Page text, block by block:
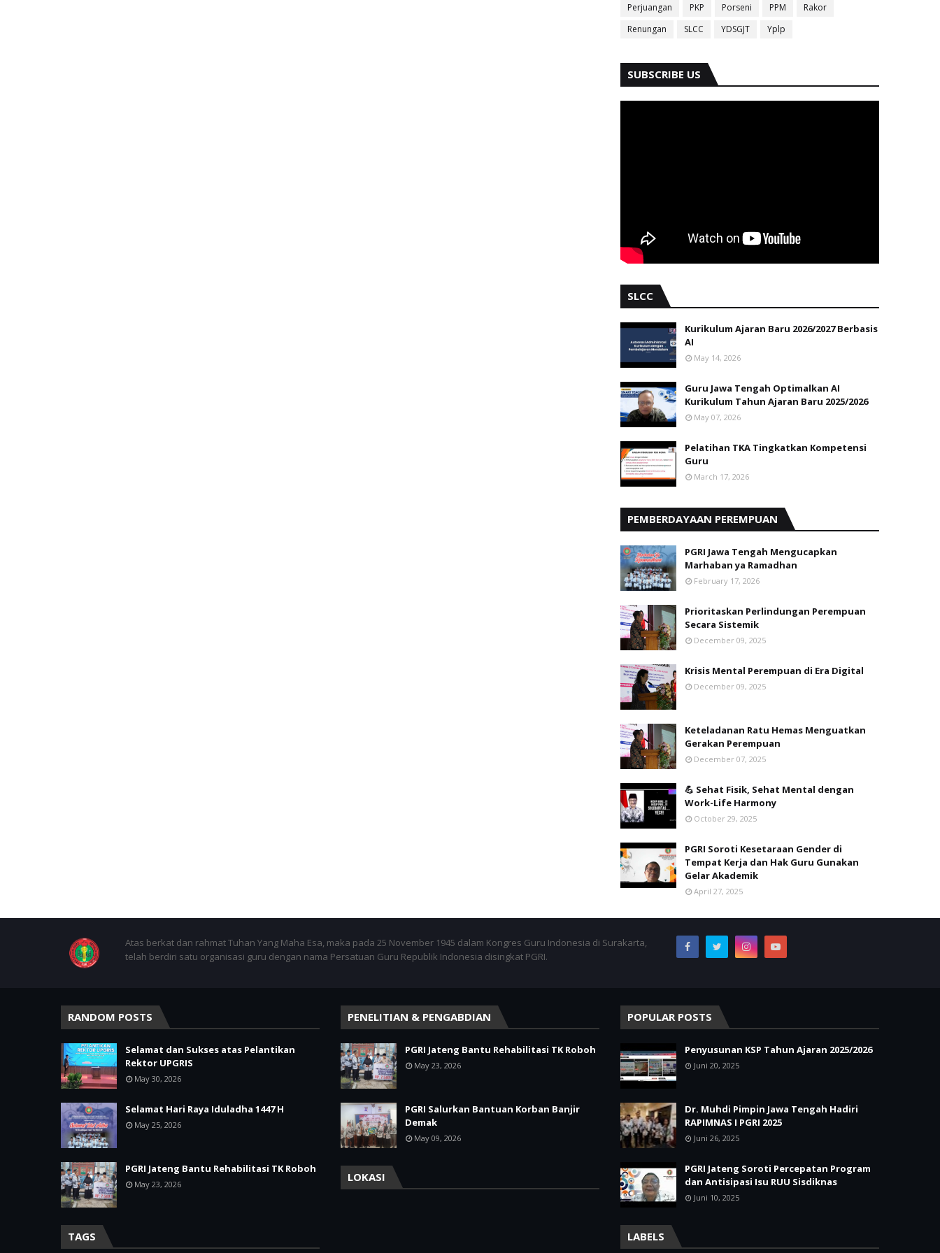
Perjuangan PKP Porseni PPM
Rakor
Renungan
SLCC YDSGJT Yplp
SUBSCRIBE US
SLCC
Kurikulum Ajaran Baru 2026/2027 Berbasis
AI
May 14, 2026
Guru Jawa Tengah Optimalkan AI
Kurikulum Tahun Ajaran Baru 2025/2026
May 07, 2026
Pelatihan TKA Tingkatkan Kompetensi
Guru
March 17, 2026
PEMBERDAYAAN PEREMPUAN
PGRI Jawa Tengah Mengucapkan
Marhaban ya Ramadhan
February 17, 2026
Prioritaskan Perlindungan Perempuan
Secara Sistemik
December 09, 2025
Krisis Mental Perempuan di Era Digital
December 09, 2025
Keteladanan Ratu Hemas Menguatkan
Gerakan Perempuan
December 07, 2025
💪 Sehat Fisik, Sehat Mental dengan
Work-Life Harmony
October 29, 2025
PGRI Soroti Kesetaraan Gender di
Tempat Kerja dan Hak Guru Gunakan
Gelar Akademik
April 27, 2025
Atas berkat dan rahmat Tuhan Yang Maha Esa, maka pada 25 November 1945 dalam Kongres Guru Indonesia di Surakarta,
telah berdiri satu organisasi guru dengan nama Persatuan Guru Republik Indonesia disingkat PGRI.
RANDOM POSTS
Selamat dan Sukses atas Pelantikan
Rektor UPGRIS
May 30, 2026
Selamat Hari Raya Iduladha 1447 H
May 25, 2026
PGRI Jateng Bantu Rehabilitasi TK Roboh
May 23, 2026
TAGS
PENELITIAN & PENGABDIAN
PGRI Jateng Bantu Rehabilitasi TK Roboh
May 23, 2026
PGRI Salurkan Bantuan Korban Banjir
Demak
May 09, 2026
LOKASI
POPULAR POSTS
Penyusunan KSP Tahun Ajaran 2025/2026
Juni 20, 2025
Dr. Muhdi Pimpin Jawa Tengah Hadiri
RAPIMNAS I PGRI 2025
Juni 26, 2025
PGRI Jateng Soroti Percepatan Program
dan Antisipasi Isu RUU Sisdiknas
Juni 10, 2025
LABELS